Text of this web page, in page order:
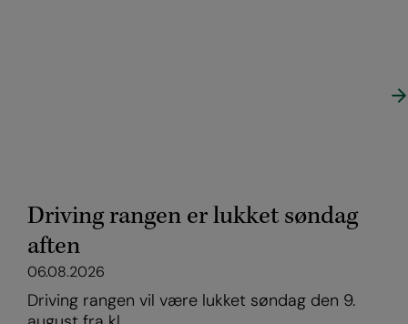
Driving rangen er lukket søndag
aften
06.08.2026
Driving rangen vil være lukket søndag den 9.